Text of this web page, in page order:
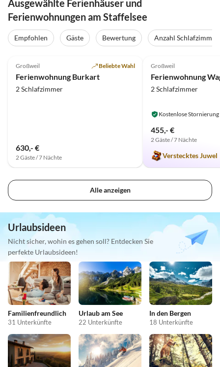
Ausgewählte Ferienhäuser und
Ferienwohnungen am Staffelsee
Empfohlen Gäste Bewertung
Anzahl Schlafzimmer
Großweil Beliebte Wahl
Ferienwohnung Burkart
2 Schlafzimmer
630,- €
2 Gäste / 7 Nächte
Großweil
Ferienwohnung
2 Schlafzimmer
Kostenlose Stornierung
455,- €
2 Gäste / 7 Nächte
Verstecktes Juwel
Alle anzeigen
Urlaubsideen
Nicht sicher, wohin es gehen soll? Entdecken Sie
perfekte Urlaubsideen!
Familienfreundlich
31 Unterkünfte
Urlaub am See
22 Unterkünfte
In den Bergen
18 Unterkünfte